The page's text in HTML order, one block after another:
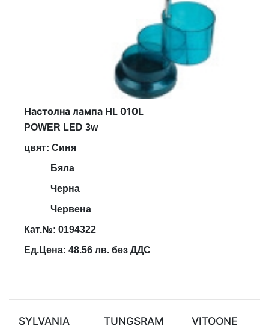
Настолна лампа HL 010L
POWER LED 3w
цвят: Синя
Бяла
Черна
Червена
Кат.№: 0194322
Ед.Цена: 48.56 лв. без ДДС
SYLVANIA TUNGSRAM VITOONE